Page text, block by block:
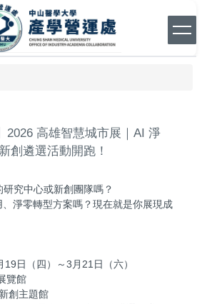
2026 高雄智慧城市展｜AI 淨
創遴選活動開跑！
究中心或新創團隊嗎？
淨零轉型方案嗎？現在就是你展現成
日（四）～3月21日（六）
覽館
創主題館